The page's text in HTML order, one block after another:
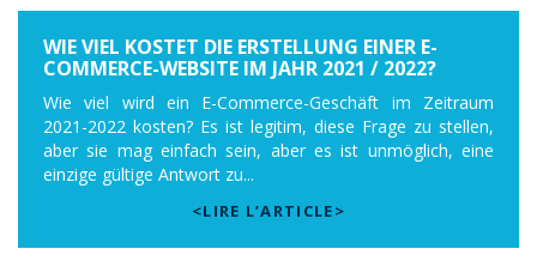
WIE VIEL KOSTET DIE ERSTELLUNG EINER E-
COMMERCE-WEBSITE IM JAHR 2021 / 2022?
Wie viel wird ein E-Commerce-Geschäft im Zeitraum
2021-2022 kosten? Es ist legitim, diese Frage zu stellen,
aber sie mag einfach sein, aber es ist unmöglich, eine
einzige gültige Antwort zu...
<LIRE L’ARTICLE>